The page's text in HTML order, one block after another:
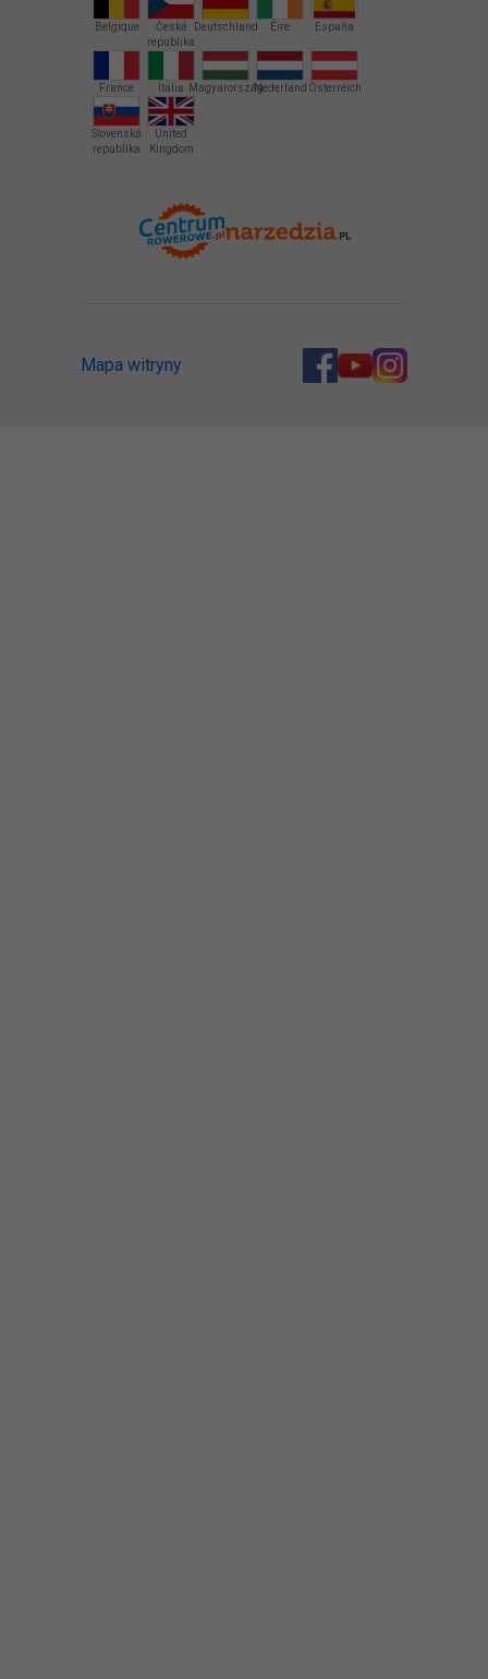
Belgique
Česká
republika
Deutschland Éire España
France Italia MagyarországNederland Österreich
Slovenská
republika
United
Kingdom
Mapa witryny